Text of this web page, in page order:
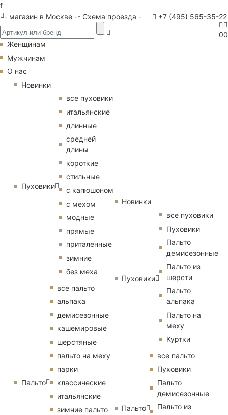
f
- магазин в Москве -- Схема проезда - +7 (495) 565-35-22
00
Женщинам
Мужчинам
О нас
Новинки
Пуховики
все пуховики
итальянские
длинные
средней
длины
короткие
стильные
с капюшоном
с мехом
модные
прямые
приталенные
зимние
без меха
Пальто
все пальто
альпака
демисезонные
кашемировые
шерстяные
пальто на меху
парки
классические
итальянские
зимние пальто
Новинки
Пуховики
все пуховики
Пуховики
Пальто
демисезонные
Пальто из
шерсти
Пальто
альпака
Пальто на
меху
Куртки
Пальто
все пальто
Пуховики
Пальто
демисезонные
Пальто из